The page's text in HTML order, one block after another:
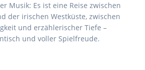
Musik: Es ist eine Reise zwischen
der irischen Westküste, zwischen
und erzählerischer Tiefe –
und voller Spielfreude.